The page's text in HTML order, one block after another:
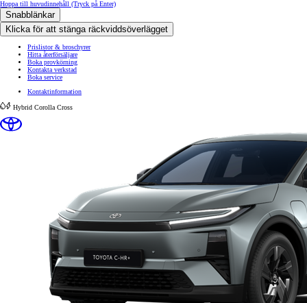
Hoppa till huvudinnehåll (Tryck på Enter)
Snabblänkar
Klicka för att stänga räckviddsöverlägget
Prislistor & broschyrer
Hitta återförsäljare
Boka provkörning
Kontakta verkstad
Boka service
Kontaktinformation
Hybrid Corolla Cross